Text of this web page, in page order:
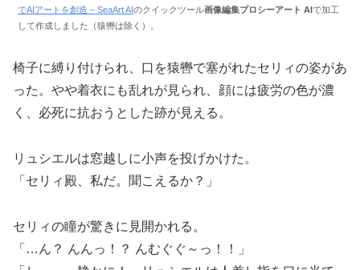
でAIアートを創造 – SeaArt AI のクイックツール画像編集プロシーアート AI で加工
して作成しました（猿轡は除く）。
椅子に縛り付けられ、口を猿轡で塞がれたセリィの姿があ
った。やや着衣にも乱れが見られ、顔には疲労の色が濃
く、必死に抗おうとした跡が見える。
リュシエルは窓越しに小声を投げかけた。
「セリィ殿、私だ。聞こえるか？」
セリィの瞳が驚きに見開かれる。
「…ん？ んんっ！？ んむぐぐ～っ！！」